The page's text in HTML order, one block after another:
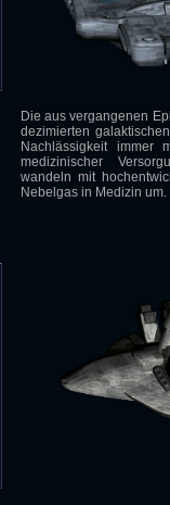
Die aus vergangenen
dezimierten
Nachlässigkeit immer
medizinischer
wandeln mit
Nebelgas in Medizin